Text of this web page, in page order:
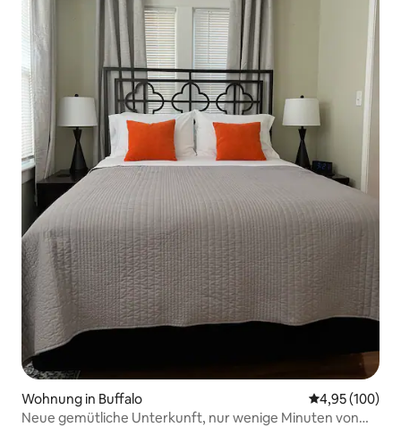
Wohnung in Buffalo
4,95 (100)
Neue gemütliche Unterkunft, nur wenige Minuten von